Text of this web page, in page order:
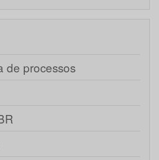
de processos